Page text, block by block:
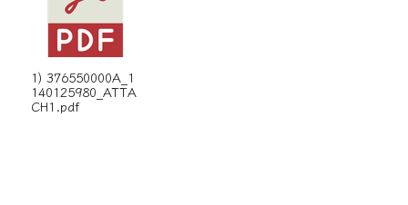
1) 376550000A_1
140125980_ATTA
CH1.pdf